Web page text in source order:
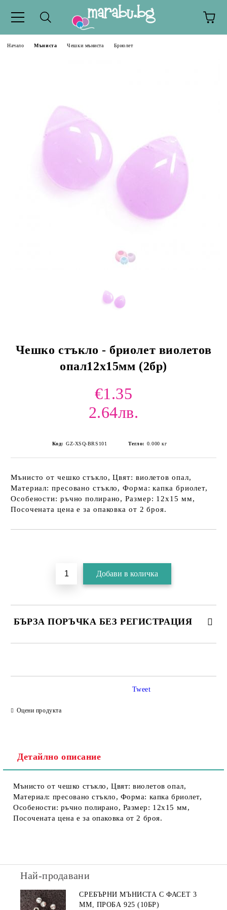
Начало Мъниста Чешки мъниста Бриолет
Чешко стъкло - бриолет виолетов
опал12х15мм (2бр)
€1.35
2.64лв.
Код: GZ-XSQ-BRS101 Тегло: 0.000 кг
Мънисто от чешко стъкло, Цвят: виолетов опал,
Материал: пресовано стъкло, Форма: капка бриолет,
Особености: ръчно полирано, Размер: 12х15 мм,
Посочената цена е за опаковка от 2 броя.
БЪРЗА ПОРЪЧКА БЕЗ РЕГИСТРАЦИЯ
Оцени продукта
Tweet
Детайлно описание
Мънисто от чешко стъкло, Цвят: виолетов опал,
Материал: пресовано стъкло, Форма: капка бриолет,
Особености: ръчно полирано, Размер: 12х15 мм,
Посочената цена е за опаковка от 2 броя.
Най-продавани
СРЕБЪРНИ МЪНИСТА С ФАСЕТ 3
ММ, ПРОБА 925 (10БР)